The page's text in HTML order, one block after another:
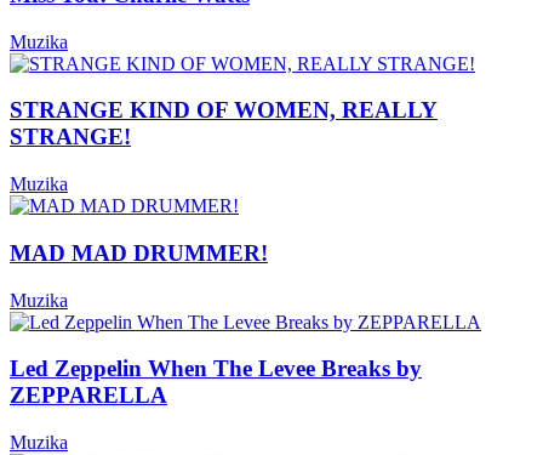
Muzika
STRANGE KIND OF WOMEN, REALLY
STRANGE!
Muzika
MAD MAD DRUMMER!
Muzika
Led Zeppelin When The Levee Breaks by
ZEPPARELLA
Muzika